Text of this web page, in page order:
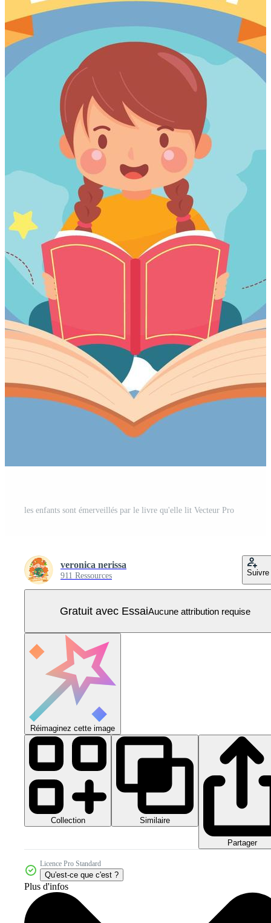
les enfants sont émerveillés par le livre qu'elle lit Vecteur Pro
veronica nerissa
911 Ressources Suivre
Gratuit avec EssaiAucune attribution requise
Réimaginez cette image
Collection Similaire
Partager
Licence Pro Standard
Qu'est-ce que c'est ?
Plus d'infos